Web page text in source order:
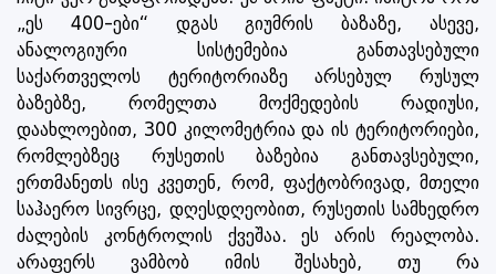
„ეს 400-ები“ დგას გიუმრის ბაზაზე, ასევე,
ანალოგიური სისტემებია განთავსებული
საქართველოს ტერიტორიაზე არსებულ რუსულ
ბაზებზე, რომელთა მოქმედების რადიუსი,
დაახლოებით, 300 კილომეტრია და ის ტერიტორიები,
რომლებზეც რუსეთის ბაზებია განთავსებული,
ერთმანეთს ისე კვეთენ, რომ, ფაქტობრივად, მთელი
საჰაერო სივრცე, დღესდღეობით, რუსეთის სამხედრო
ძალების კონტროლის ქვეშაა. ეს არის რეალობა.
არაფერს ვამბობ იმის შესახებ, თუ რა